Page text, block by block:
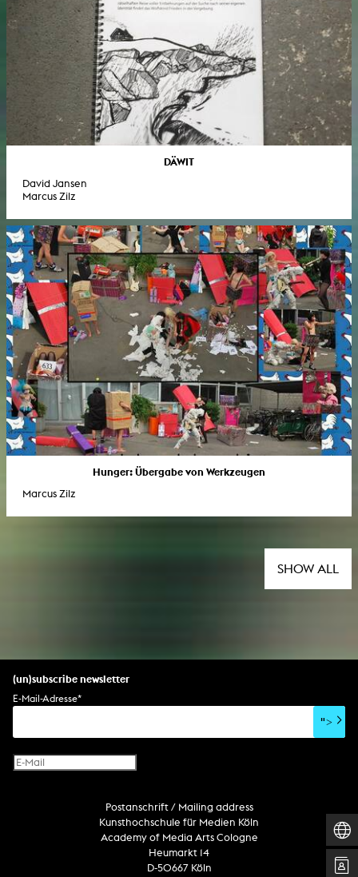
DÄWIT
David Jansen
Marcus Zilz
Hunger: Übergabe von Werkzeugen
Marcus Zilz
SHOW ALL
(un)subscribe newsletter
E-Mail-Adresse*
">
Postanschrift / Mailing address
Kunsthochschule für Medien Köln
Academy of Media Arts Cologne
Heumarkt 14
D-50667 Köln